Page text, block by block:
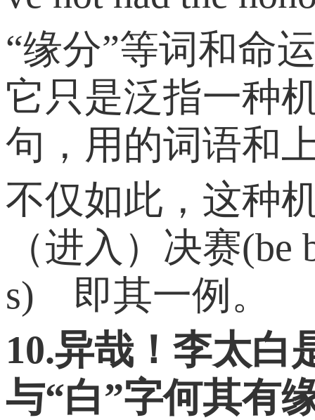
“缘分”等词和命
它只是泛指一种
句，用的词语和
不仅如此，这种
（进入）决赛(be
s) 即其一例。
10.异哉！李太白
与“白”字何其有